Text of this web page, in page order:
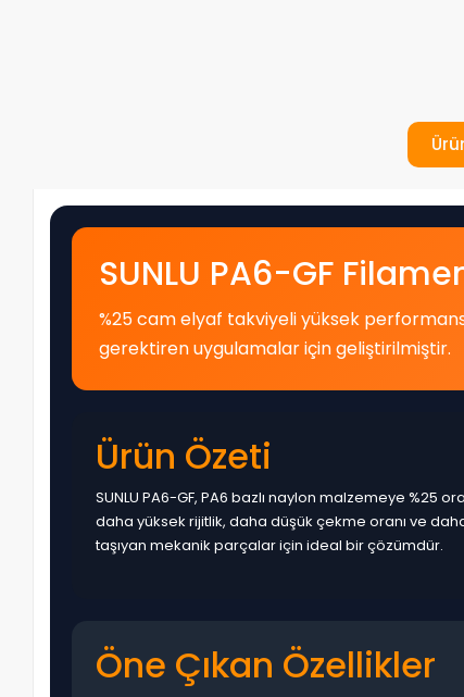
SUNLU PA6-GF
%25 cam elyaf takviyeli yüksek
gerektiren uygulamalar için geliştirilmiştir.
Ürün Özeti
SUNLU PA6-GF, PA6 bazlı naylon malzemeye
daha yüksek rijitlik, daha düşük çekme oranı ve
taşıyan mekanik parçalar için ideal bir çözümdür.
Öne Çıkan Özellikler